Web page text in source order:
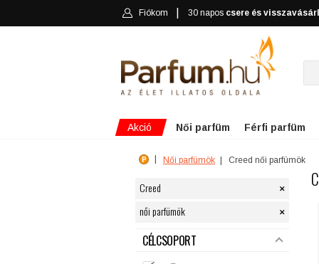
Fiókom 30 napos csere és
Akció Női parfüm Férfi parfüm
Női parfümök Creed női parfümök
Creed ×
női parfümök ×
SZŰRÉS
CÉLCSOPORT